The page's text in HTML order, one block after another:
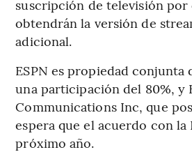
suscripción de televisión por
obtendrán la versión de
adicional.
ESPN es propiedad conjunta
una participación del 80%, y
Communications Inc, que
espera que el acuerdo con la
próximo año.